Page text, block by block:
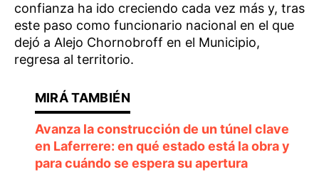
confianza ha ido creciendo cada vez más y, tras
este paso como funcionario nacional en el que
dejó a Alejo Chornobroff en el Municipio,
regresa al territorio.
Avanza la construcción de un túnel clave
en Laferrere: en qué estado está la obra y
para cuándo se espera su apertura